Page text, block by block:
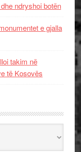
ndryshoi botën
e gjalla
takim në
të Kosovës